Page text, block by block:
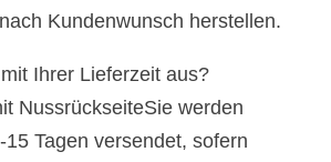
Kundenwunsch herstellen.
Ihrer Lieferzeit aus?
NussrückseiteSie werden
Tagen versendet, sofern